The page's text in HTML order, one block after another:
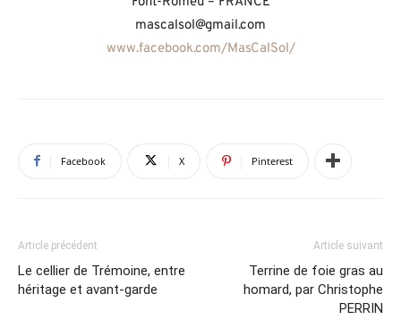
mascalsol@gmail.com
www.facebook.com/MasCalSol/
Facebook X Pinterest
Article précédent
Le cellier de Trémoine, entre
héritage et avant-garde
Article suivant
Terrine de foie gras au
homard, par Christophe
PERRIN